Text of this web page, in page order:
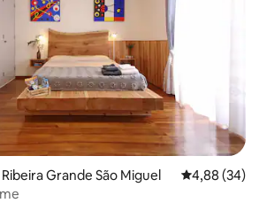
Grande São Miguel Évaluation
4,88 (34)